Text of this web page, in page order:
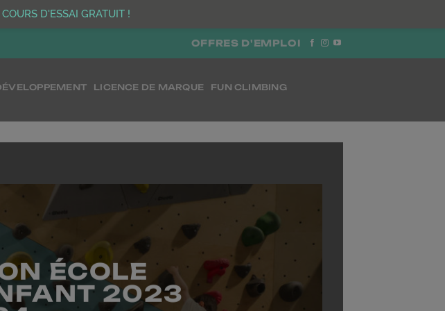
OFFRES D'EMPLOI
LICENCE DE MARQUE FUN CLIMBING
ÉCOLE
2023
D'ESSAI GRATUIT !